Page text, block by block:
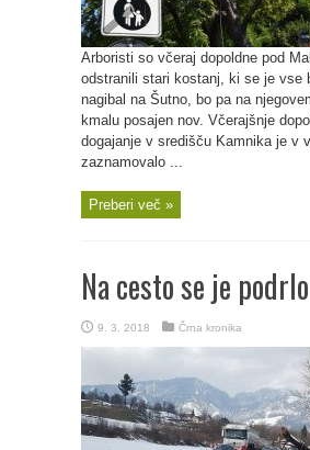
Arboristi so včeraj dopoldne pod
odstranili stari kostanj, ki se je vse
nagibal na Šutno, bo pa na
kmalu posajen nov. Včerajšnje
dogajanje v središču Kamnika je v
zaznamovalo ...
Preberi več »
Na cesto se je
9. 3. 2018 Črna kronika